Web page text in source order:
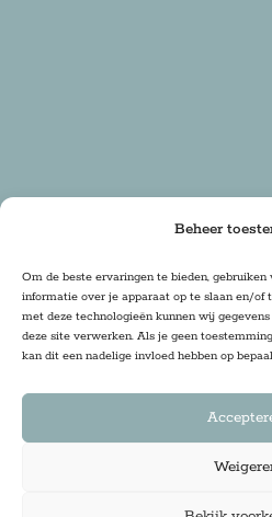
Beheer
Om de beste ervaringen te bieden,
informatie over je apparaat op te slaan en/of
met deze technologieën kunnen wij
deze site verwerken. Als je geen
kan dit een nadelige invloed hebben op